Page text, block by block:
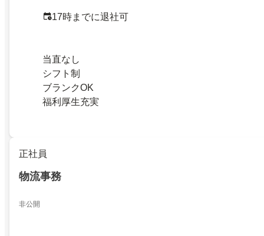
17時までに退社可
当直なし
シフト制
ブランクOK
福利厚生充実
正社員
物流事務
非公開